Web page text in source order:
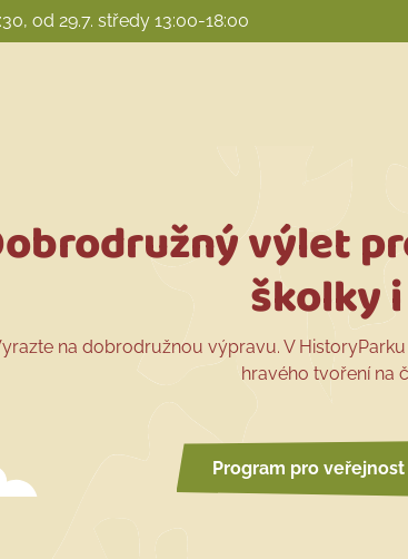
od 29.7. středy 13:00-18:00
výlet
školky
na dobrodružnou výpravu. V
hravého tvoření na
Program pro veřejnost